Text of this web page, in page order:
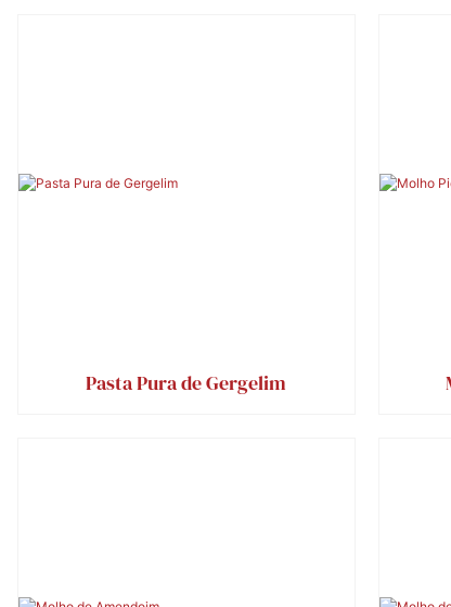
Pasta Pura de Gergelim